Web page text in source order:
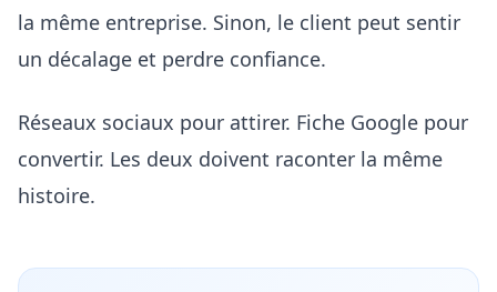
la même entreprise. Sinon, le client peut sentir
un décalage et perdre confiance.
Réseaux sociaux pour attirer. Fiche Google pour
convertir. Les deux doivent raconter la même
histoire.